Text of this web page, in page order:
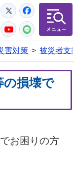
Twitter
YouTube
LINE
害対策 > 被災者支
の損壊で
お困りの方